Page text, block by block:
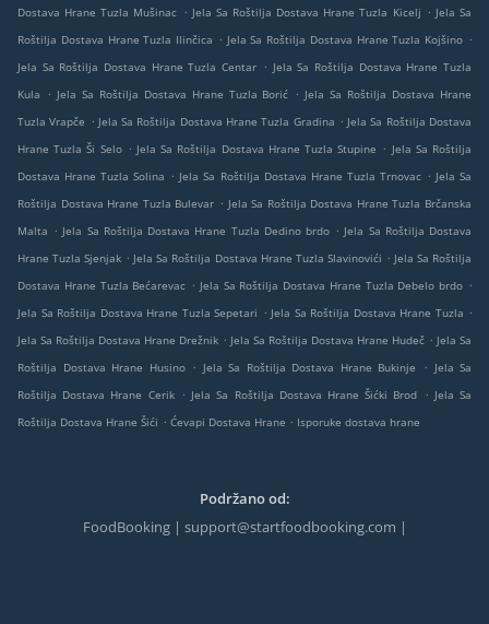
Dostava Hrane Tuzla Mušinac . Jela Sa Roštilja Dostava Hrane Tuzla Kicelj . Jela Sa
Roštilja Dostava Hrane Tuzla Ilinčica . Jela Sa Roštilja Dostava Hrane Tuzla Kojšino .
Jela Sa Roštilja Dostava Hrane Tuzla Centar . Jela Sa Roštilja Dostava Hrane Tuzla
Kula
. Jela Sa Roštilja Dostava Hrane Tuzla Borić . Jela Sa Roštilja Dostava Hrane
Tuzla Vrapče . Jela Sa Roštilja Dostava Hrane Tuzla Gradina . Jela Sa Roštilja Dostava
Hrane Tuzla Ši Selo . Jela Sa Roštilja Dostava Hrane Tuzla Stupine . Jela Sa Roštilja
Dostava Hrane Tuzla Solina . Jela Sa Roštilja Dostava Hrane Tuzla Trnovac . Jela Sa
Roštilja Dostava Hrane Tuzla Bulevar . Jela Sa Roštilja Dostava Hrane Tuzla Brčanska
Malta . Jela Sa Roštilja Dostava Hrane Tuzla Dedino brdo . Jela Sa Roštilja Dostava
Hrane Tuzla Sjenjak . Jela Sa Roštilja Dostava Hrane Tuzla Slavinovići . Jela Sa Roštilja
Dostava Hrane Tuzla Bećarevac . Jela Sa Roštilja Dostava Hrane Tuzla Debelo brdo .
Jela Sa Roštilja Dostava Hrane Tuzla Sepetari . Jela Sa Roštilja Dostava Hrane Tuzla .
Jela Sa Roštilja Dostava Hrane Drežnik . Jela Sa Roštilja Dostava Hrane Hudeč . Jela Sa
Roštilja Dostava Hrane Husino . Jela Sa Roštilja Dostava Hrane Bukinje . Jela Sa
Roštilja Dostava Hrane Cerik . Jela Sa Roštilja Dostava Hrane Šićki Brod . Jela Sa
Roštilja Dostava Hrane Šići . Ćevapi Dostava Hrane . Isporuke dostava hrane
Podržano od:
FoodBooking | support@startfoodbooking.com |